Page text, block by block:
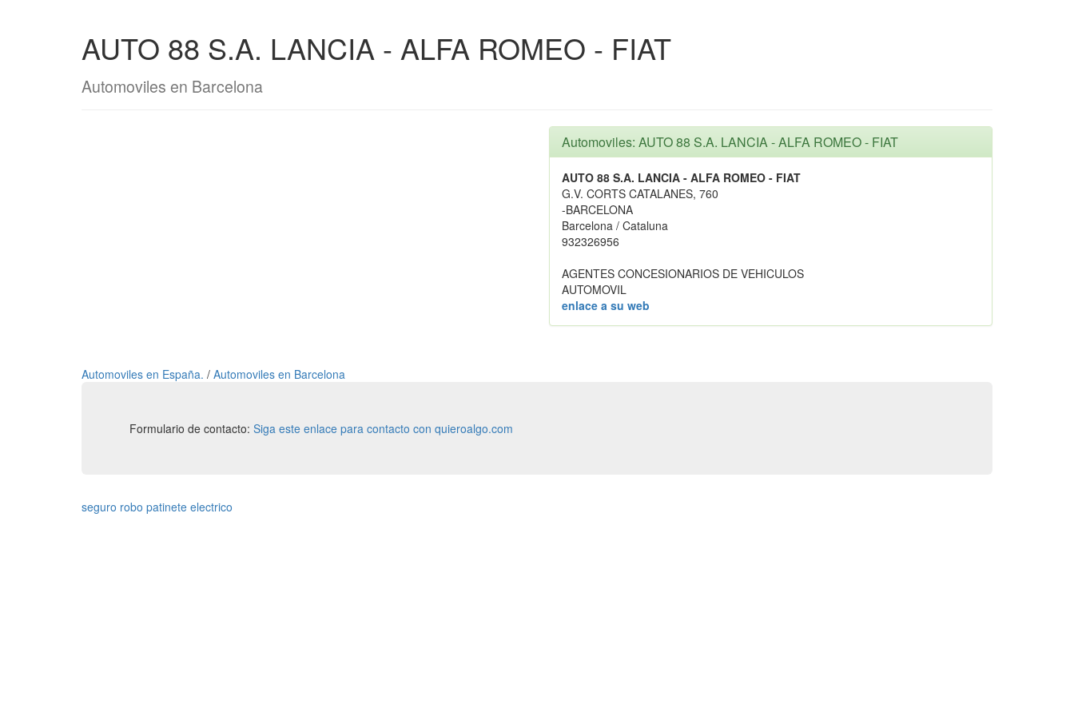
AUTO 88 S.A. LANCIA - ALFA ROMEO - FIAT
Automoviles en Barcelona
Automoviles: AUTO 88 S.A. LANCIA - ALFA ROMEO - FIAT
AUTO 88 S.A. LANCIA - ALFA ROMEO - FIAT
G.V. CORTS CATALANES, 760
-BARCELONA
Barcelona / Cataluna
932326956
AGENTES CONCESIONARIOS DE VEHICULOS
AUTOMOVIL
enlace a su web
Automoviles en España. / Automoviles en Barcelona
Formulario de contacto: Siga este enlace para contacto con quieroalgo.com
seguro robo patinete electrico